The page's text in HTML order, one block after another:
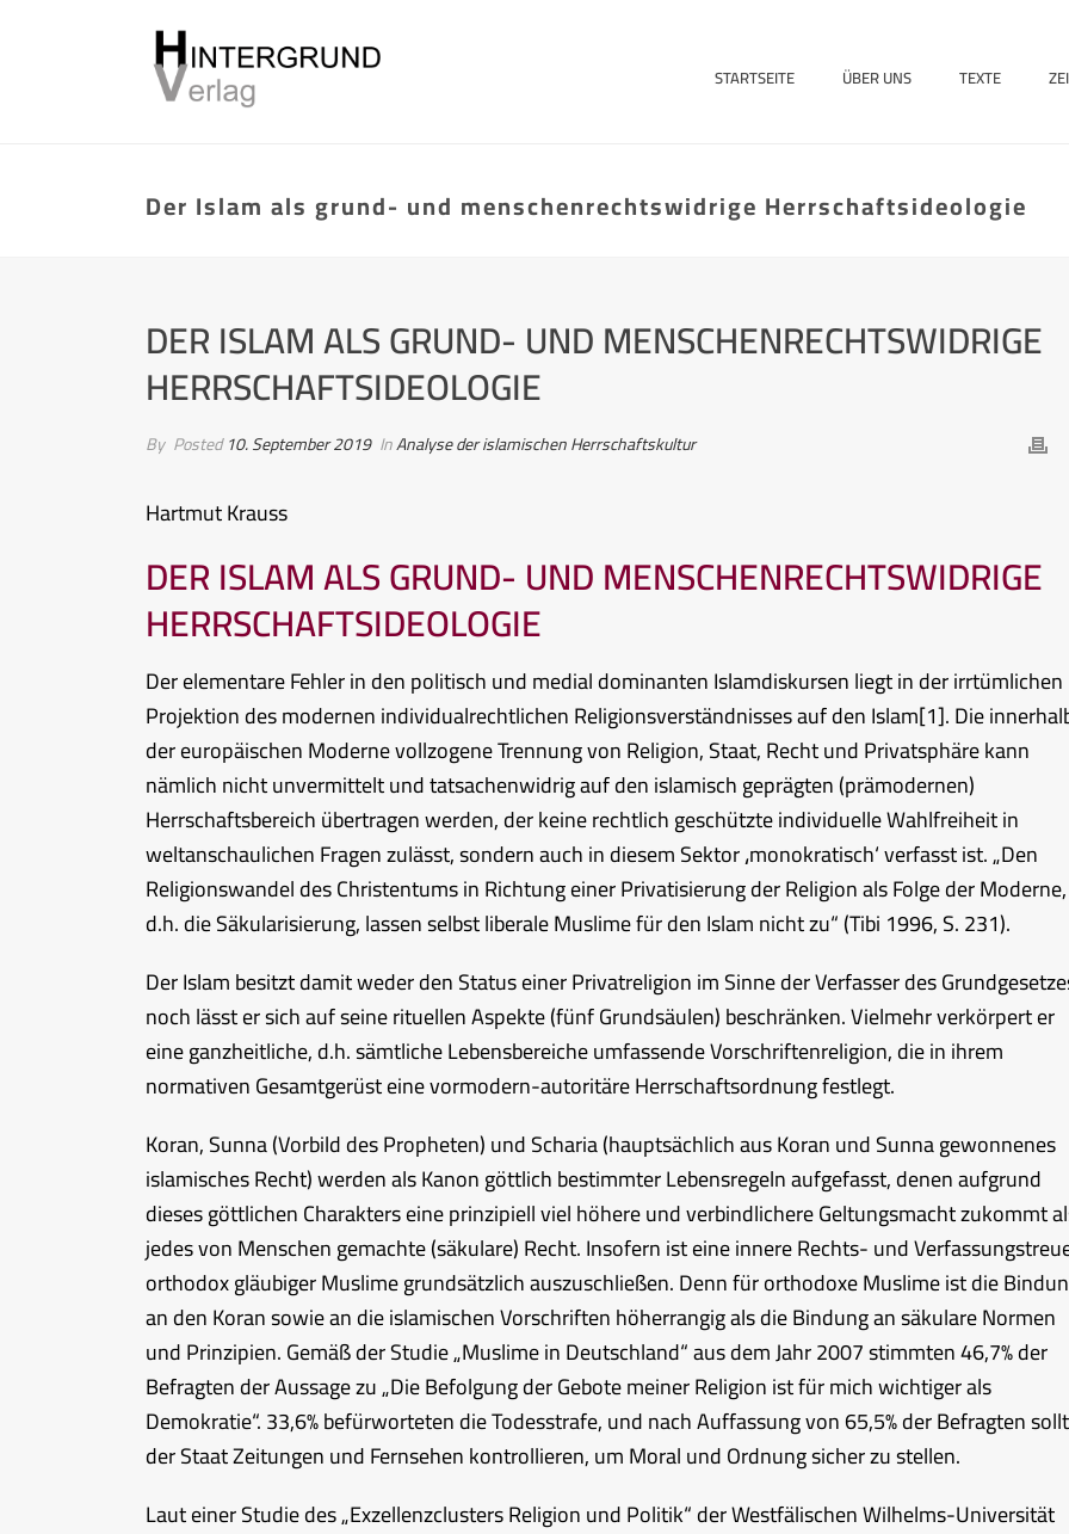
STARTSEITE ÜBER UNS TEXTE
Der Islam als grund- und menschenrechtswidrige Herrschaftsideologie
DER ISLAM ALS GRUND- UND MENSCHENRECHTSWIDRIGE
HERRSCHAFTSIDEOLOGIE
By Posted10. September 2019 InAnalyse der islamischen Herrschaftskultur
Hartmut Krauss
DER ISLAM ALS GRUND- UND MENSCHENRECHTSWIDRIGE
HERRSCHAFTSIDEOLOGIE
Der elementare Fehler in den politisch und medial dominanten Islamdiskursen liegt in der irrtümlichen
Projektion des modernen individualrechtlichen Religionsverständnisses auf den Islam[1]. Die
der europäischen Moderne vollzogene Trennung von Religion, Staat, Recht und Privatsphäre kann
nämlich nicht unvermittelt und tatsachenwidrig auf den islamisch geprägten (prämodernen)
Herrschaftsbereich übertragen werden, der keine rechtlich geschützte individuelle Wahlfreiheit in
weltanschaulichen Fragen zulässt, sondern auch in diesem Sektor ‚monokratisch‘ verfasst ist. „Den
Religionswandel des Christentums in Richtung einer Privatisierung der Religion als Folge der Moderne,
d.h. die Säkularisierung, lassen selbst liberale Muslime für den Islam nicht zu“ (Tibi 1996, S. 231).
Der Islam besitzt damit weder den Status einer Privatreligion im Sinne der Verfasser des
noch lässt er sich auf seine rituellen Aspekte (fünf Grundsäulen) beschränken. Vielmehr verkörpert er
eine ganzheitliche, d.h. sämtliche Lebensbereiche umfassende Vorschriftenreligion, die in ihrem
normativen Gesamtgerüst eine vormodern-autoritäre Herrschaftsordnung festlegt.
Koran, Sunna (Vorbild des Propheten) und Scharia (hauptsächlich aus Koran und Sunna gewonnenes
islamisches Recht) werden als Kanon göttlich bestimmter Lebensregeln aufgefasst, denen aufgrund
dieses göttlichen Charakters eine prinzipiell viel höhere und verbindlichere Geltungsmacht zukommt
jedes von Menschen gemachte (säkulare) Recht. Insofern ist eine innere Rechts- und
orthodox gläubiger Muslime grundsätzlich auszuschließen. Denn für orthodoxe Muslime ist die
an den Koran sowie an die islamischen Vorschriften höherrangig als die Bindung an säkulare Normen
und Prinzipien. Gemäß der Studie „Muslime in Deutschland“ aus dem Jahr 2007 stimmten 46,7% der
Befragten der Aussage zu „Die Befolgung der Gebote meiner Religion ist für mich wichtiger als
Demokratie“. 33,6% befürworteten die Todesstrafe, und nach Auffassung von 65,5% der Befragten
der Staat Zeitungen und Fernsehen kontrollieren, um Moral und Ordnung sicher zu stellen.
Laut einer Studie des „Exzellenzclusters Religion und Politik“ der Westfälischen Wilhelms-Universität